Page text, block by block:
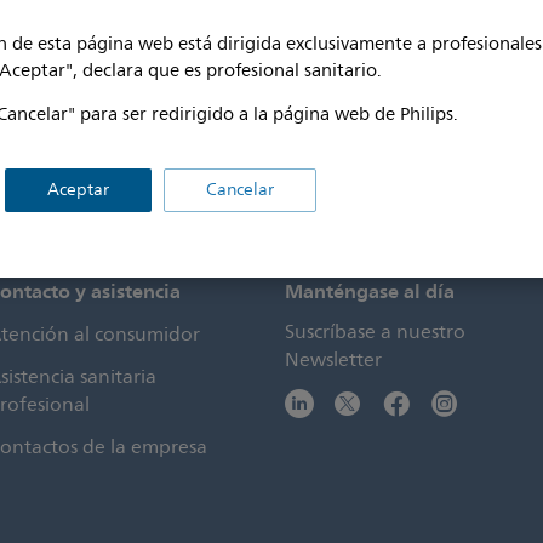
de esta página web está dirigida exclusivamente a
declara que es profesional sanitario.
para ser redirigido a la página web de Philips.
Aceptar Cancelar
Más
y asistencia
al consumidor
sanitaria
de la empresa
Manténgase al día
Suscríbase a nuestro
Newsletter